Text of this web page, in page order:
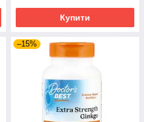
Купити
–15%